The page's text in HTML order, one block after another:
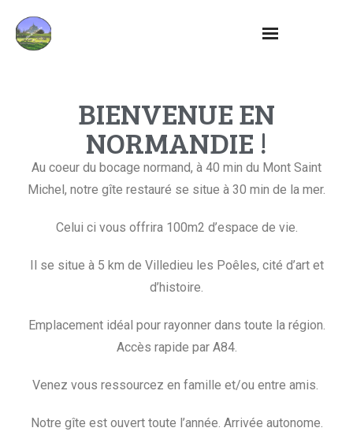
BIENVENUE EN
NORMANDIE !
Au coeur du bocage normand, à 40 min du Mont Saint
Michel, notre gîte restauré se situe à 30 min de la mer.
Celui ci vous offrira 100m2 d’espace de vie.
Il se situe à 5 km de Villedieu les Poêles, cité d’art et
d’histoire.
Emplacement idéal pour rayonner dans toute la région.
Accès rapide par A84.
Venez vous ressourcez en famille et/ou entre amis.
Notre gîte est ouvert toute l’année. Arrivée autonome.